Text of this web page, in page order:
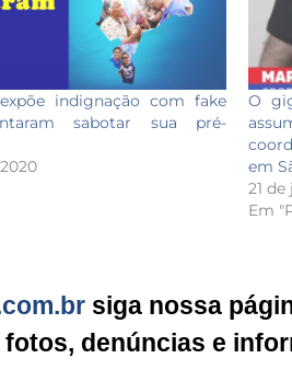
indignação com fake
sabotar sua pré-
O
em
21
Em
siga nossa
fotos, denúncias e